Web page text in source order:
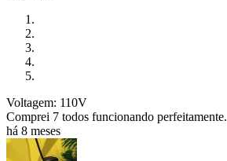
Voltagem: 110V
Comprei 7 todos funcionando perfeitamente.
há 8 meses